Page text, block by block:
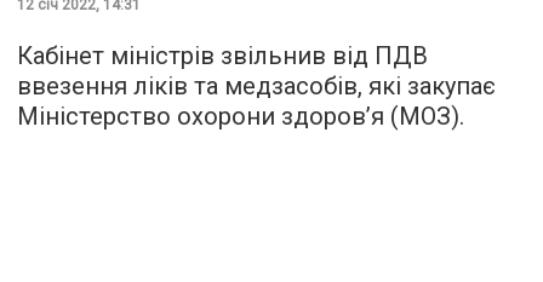
12 січ 2022, 14:31
Кабінет міністрів звільнив від ПДВ
ввезення ліків та медзасобів, які закупає
Міністерство охорони здоров’я (МОЗ).